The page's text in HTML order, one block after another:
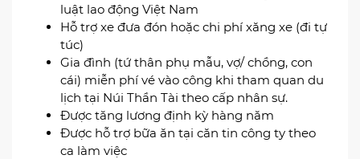
luật lao động Việt Nam
Hỗ trợ xe đưa đón hoặc chi phí xăng xe (đi tự
túc)
Gia đình (tứ thân phụ mẫu, vợ/ chồng, con
cái) miễn phí vé vào công khi tham quan du
lịch tại Núi Thần Tài theo cấp nhân sự.
Được tăng lương định kỳ hàng năm
Được hỗ trợ bữa ăn tại căn tin công ty theo
ca làm việc